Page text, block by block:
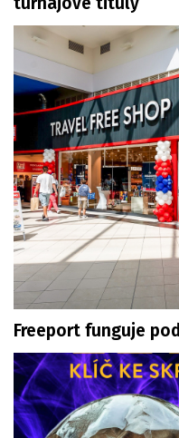
Freeport funguje